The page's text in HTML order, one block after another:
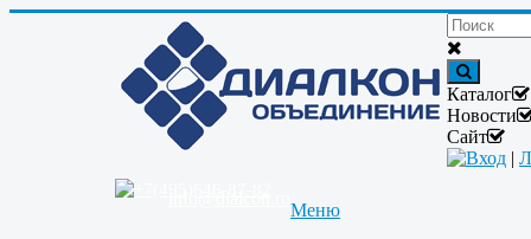
Каталог
Новости
Сайт
Вход |
Меню